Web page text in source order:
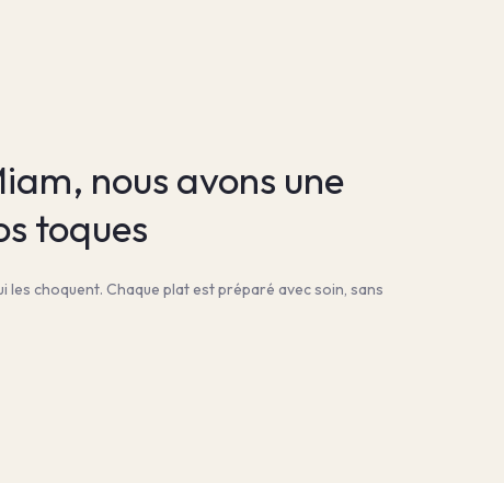
nous avons une
toques
les choquent. Chaque plat est préparé avec soin, sans